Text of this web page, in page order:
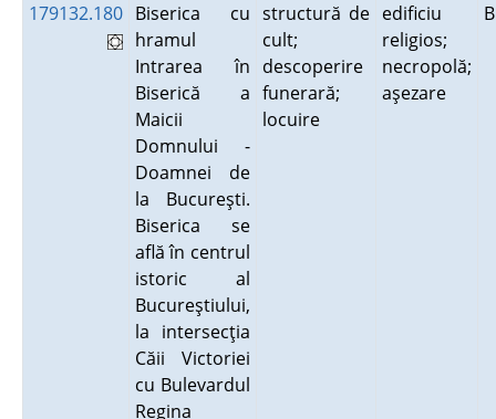
179132.180 Biserica cu
hramul
Intrarea în
Biserică a
Maicii
Domnului -
Doamnei de
la Bucureşti.
Biserica se
află în centrul
istoric al
Bucureştiului,
la intersecţia
Căii Victoriei
cu Bulevardul
Regina
structură de
cult;
descoperire
funerară;
locuire
edificiu
religios;
necropolă;
aşezare